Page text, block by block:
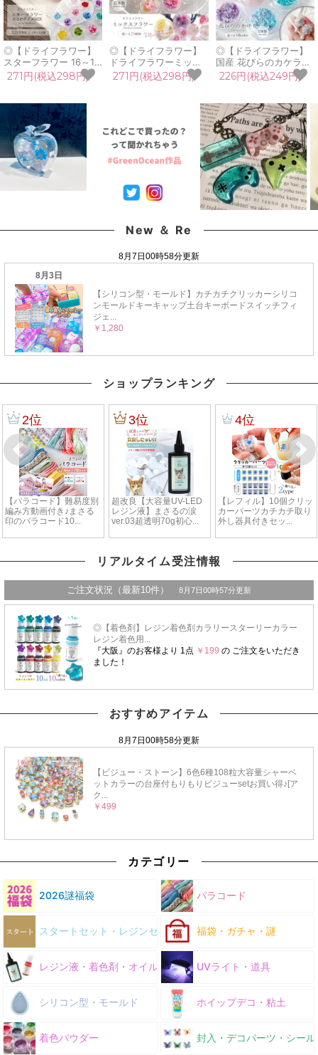
◎【ドライフラワー】
スターフラワー 16～18
輪 単色 小さめサイズ
MIX 日本製 国産 レジン
ルアート 花材 小花 プ
リザーブドフラワー 本
物 自然素材 《選べる12
色》
271円(税込298円)
◎【ドライフラワー】
ドライフラワーミック
ス 日本製 ハーバリウム
ハーバリューム プリザ
花材 小花 本物 パーツ
自然素材 小分け《選べ
る20種類》
271円(税込298円)
◎【ドライフラワー】
国産 花びらのカケラ
MIX プリザーブドフラ
ワー レジン封入素材 封
本物 欠片 少量
GreenOceanオリジナ
ルブレンド♪《選べる
18色》
226円(税込249円)
New ＆ Re
ショップランキング
リアルタイム受注情報
おすすめアイテム
カテゴリー
2026謎福袋 パラコード
スタートセット・レジンセット 福袋・ガチャ・謎
レジン液・着色剤・オイル UVライト・道具
シリコン型・モールド ホイップデコ・粘土
着色パウダー 封入・デコパーツ・シール